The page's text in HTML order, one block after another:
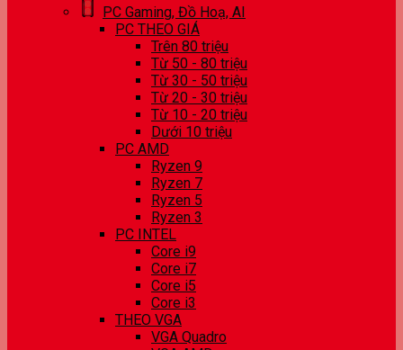
PC Gaming, Đồ Hoạ, AI
PC THEO GIÁ
Trên 80 triệu
Từ 50 - 80 triệu
Từ 30 - 50 triệu
Từ 20 - 30 triệu
Từ 10 - 20 triệu
Dưới 10 triệu
PC AMD
Ryzen 9
Ryzen 7
Ryzen 5
Ryzen 3
PC INTEL
Core i9
Core i7
Core i5
Core i3
THEO VGA
VGA Quadro